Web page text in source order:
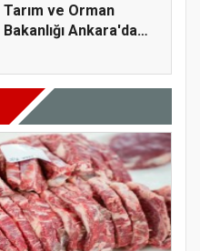
Tarım ve Orman
Bakanlığı Ankara'da